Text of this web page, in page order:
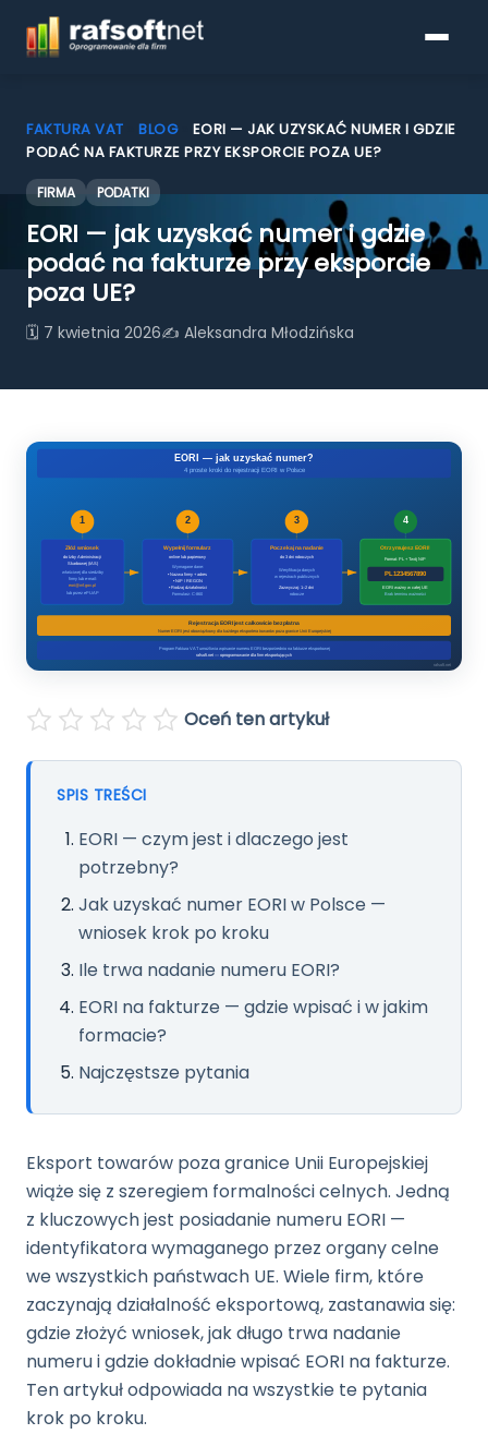
Programy do faktur
Pobierz
Porównanie funkcjonalności
Polski English
FAKTURA VAT BLOG
EORI — JAK UZYSKAĆ NUMER I GDZIE
PODAĆ NA FAKTURZE PRZY EKSPORCIE POZA UE?
FIRMA PODATKI
EORI — jak uzyskać numer i gdzie
podać na fakturze przy eksporcie
poza UE?
🗓 7 kwietnia 2026✍ Aleksandra Młodzińska
Oceń ten artykuł
SPIS TREŚCI
EORI — czym jest i dlaczego jest
potrzebny?
Jak uzyskać numer EORI w Polsce —
wniosek krok po kroku
Ile trwa nadanie numeru EORI?
EORI na fakturze — gdzie wpisać i w jakim
formacie?
Najczęstsze pytania
Eksport towarów poza granice Unii Europejskiej
wiąże się z szeregiem formalności celnych. Jedną
z kluczowych jest posiadanie numeru EORI —
identyfikatora wymaganego przez organy celne
we wszystkich państwach UE. Wiele firm, które
zaczynają działalność eksportową, zastanawia się:
gdzie złożyć wniosek, jak długo trwa nadanie
numeru i gdzie dokładnie wpisać EORI na fakturze.
Ten artykuł odpowiada na wszystkie te pytania
krok po kroku.